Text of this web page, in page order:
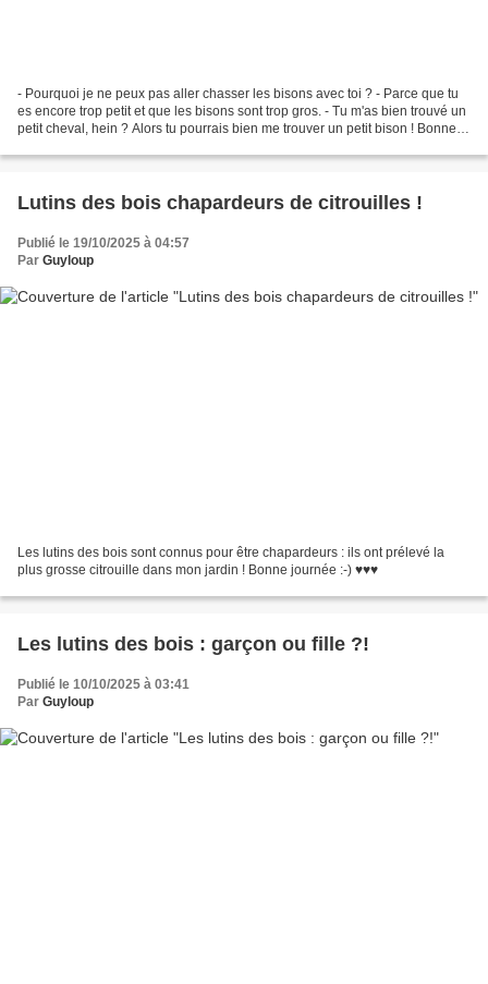
- Pourquoi je ne peux pas aller chasser les bisons avec toi ? - Parce que tu
es encore trop petit et que les bisons sont trop gros. - Tu m'as bien trouvé un
petit cheval, hein ? Alors tu pourrais bien me trouver un petit bison ! Bonne
Lutins des bois chapardeurs de citrouilles !
Publié le 19/10/2025 à 04:57
Par Guyloup
Les lutins des bois sont connus pour être chapardeurs : ils ont prélevé la
plus grosse citrouille dans mon jardin ! Bonne journée :-) ♥♥♥
Les lutins des bois : garçon ou fille ?!
Publié le 10/10/2025 à 03:41
Par Guyloup